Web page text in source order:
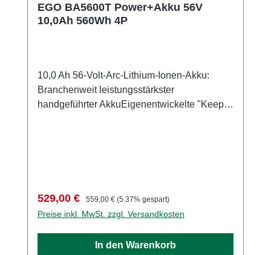
EGO BA5600T Power+Akku 56V
10,0Ah 560Wh 4P
10,0 Ah 56-Volt-Arc-Lithium-Ionen-Akku:
Branchenweit leistungsstärkster
handgeführter AkkuEigenentwickelte "Keep
vorhanden istSehr kurze Ladezeit: Voll in 70
Minuten mit dem Schnellladegerät190
Minuten Ladezeit mit dem
StandardladegerätKompatibel zu allen EGO
Verkaufspreis:
529,00 € Regulärer Preis:
559,00 € (5.37% gespart)
Preise inkl. MwSt. zzgl. Versandkosten
In den Warenkorb